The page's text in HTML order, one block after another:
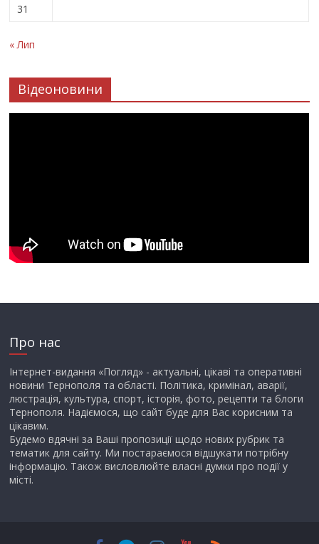
31
« Лип
Відеоновини
Про нас
Інтернет-видання «Погляд» - актуальні, цікаві та оперативні
новини Тернополя та області. Політика, кримінал, аварії,
люстрація, культура, спорт, історія, фото, рецепти та блоги
Тернополя. Надіємося, що сайт буде для Вас корисним та
цікавим.
Будемо вдячні за Ваші пропозиції щодо нових рубрик та
тематик для сайту. Ми постараємося відшукати потрібну
інформацію. Також висловлюйте власні думки про події у
місті.